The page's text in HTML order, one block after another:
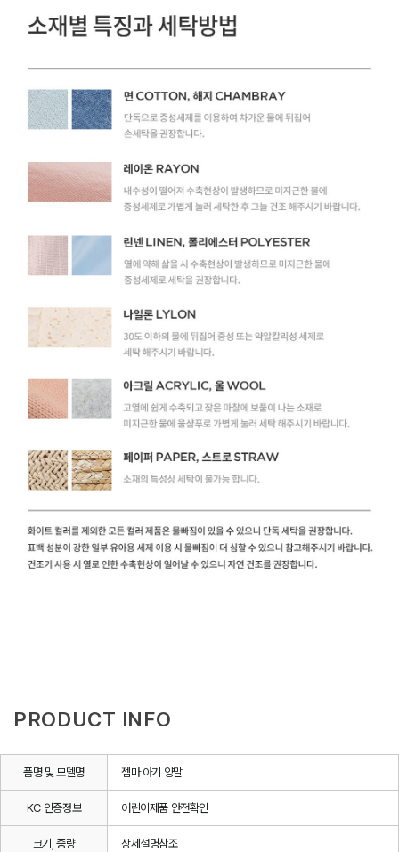
PRODUCT INFO
품명 및 모델명 젬마 아기 양말
KC 인증정보 어린이제품 안전확인
크기, 중량 상세설명참조